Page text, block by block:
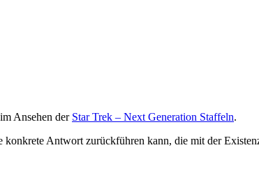
Ansehen der Star Trek – Next Generation Staffeln.
konkrete Antwort zurückführen kann, die mit der